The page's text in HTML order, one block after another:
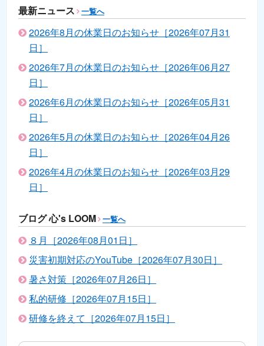
最新ニュース 一覧へ
2026年8月の休業日のお知らせ［2026年07月31
日］
2026年7月の休業日のお知らせ［2026年06月27
日］
2026年6月の休業日のお知らせ［2026年05月31
日］
2026年5月の休業日のお知らせ［2026年04月26
日］
2026年4月の休業日のお知らせ［2026年03月29
日］
ブログ 心's LOOM 一覧へ
８月［2026年08月01日］
災害初期対応のYouTube［2026年07月30日］
暑さ対策［2026年07月26日］
私的研修［2026年07月15日］
研修を終えて［2026年07月15日］